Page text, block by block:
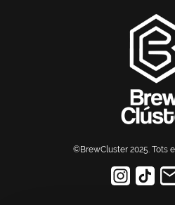
©BrewCluster 2025. Tots